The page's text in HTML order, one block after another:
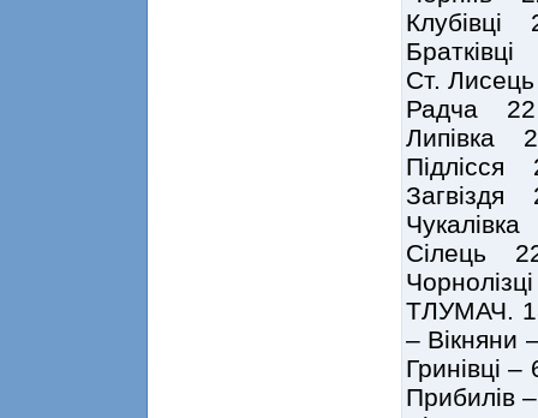
Ст.
Радча
Липівка
Сілець
ТЛУМАЧ.
– Вікняни
Гринівці
Прибилів